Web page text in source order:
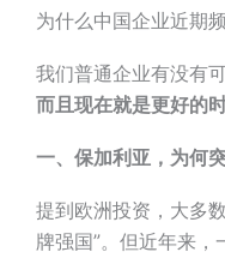
为什么中国企业近期
我们普通企业有没有
而且现在就是更好的
一、保加利亚，为何
提到欧洲投资，大多
牌强国”。但近年来